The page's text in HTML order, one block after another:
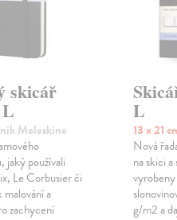
skicář
Moleskine
jaký používali
Le Corbusier či
a
zachycení
L
13 x 21
Nová
na skici
g/m2 a